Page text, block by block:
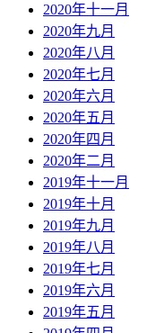
2020年十一月
2020年九月
2020年八月
2020年七月
2020年六月
2020年五月
2020年四月
2020年二月
2019年十一月
2019年十月
2019年九月
2019年八月
2019年七月
2019年六月
2019年五月